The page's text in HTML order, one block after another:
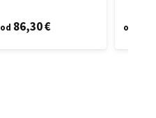
od 86,30 € od